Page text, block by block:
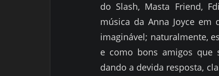
do Slash, Masta Friend,
música da Anna Joyce
imaginável; naturalmente,
e como bons amigos que
dando a devida resposta,